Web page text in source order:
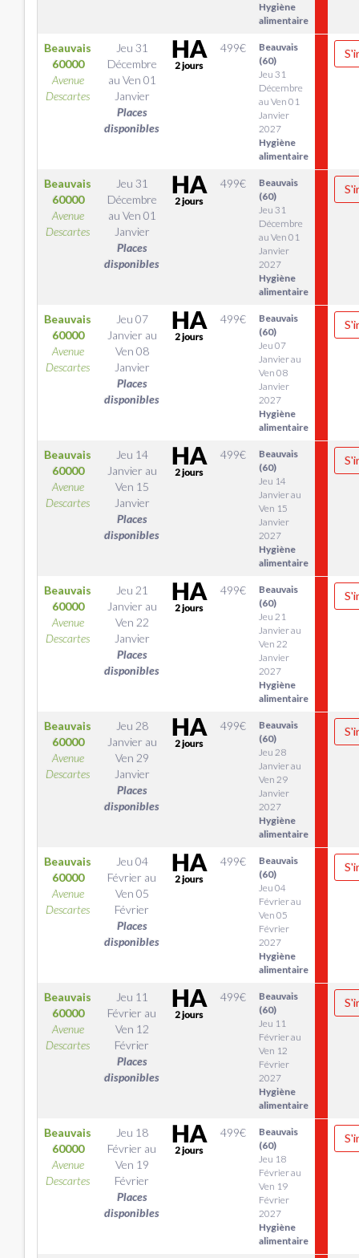
Hygiène
alimentaire
Beauvais
60000
Avenue
Descartes
Jeu 31
Décembre
au Ven 01
Janvier
Places
disponibles
499€
Beauvais
(60)
Jeu 31
Décembre
au Ven 01
Janvier
2027
Hygiène
alimentaire
Beauvais
60000
Avenue
Descartes
Jeu 31
Décembre
au Ven 01
Janvier
Places
disponibles
499€
Beauvais
(60)
Jeu 31
Décembre
au Ven 01
Janvier
2027
Hygiène
alimentaire
Beauvais
60000
Avenue
Descartes
Jeu 07
Janvier au
Ven 08
Janvier
Places
disponibles
499€
Beauvais
(60)
Jeu 07
Janvier au
Ven 08
Janvier
2027
Hygiène
alimentaire
Beauvais
60000
Avenue
Descartes
Jeu 14
Janvier au
Ven 15
Janvier
Places
disponibles
499€
Beauvais
(60)
Jeu 14
Janvier au
Ven 15
Janvier
2027
Hygiène
alimentaire
Beauvais
60000
Avenue
Descartes
Jeu 21
Janvier au
Ven 22
Janvier
Places
disponibles
499€
Beauvais
(60)
Jeu 21
Janvier au
Ven 22
Janvier
2027
Hygiène
alimentaire
Beauvais
60000
Avenue
Descartes
Jeu 28
Janvier au
Ven 29
Janvier
Places
disponibles
499€
Beauvais
(60)
Jeu 28
Janvier au
Ven 29
Janvier
2027
Hygiène
alimentaire
Beauvais
60000
Avenue
Descartes
Jeu 04
Février au
Ven 05
Février
Places
disponibles
499€
Beauvais
(60)
Jeu 04
Février au
Ven 05
Février
2027
Hygiène
alimentaire
Beauvais
60000
Avenue
Descartes
Jeu 11
Février au
Ven 12
Février
Places
disponibles
499€
Beauvais
(60)
Jeu 11
Février au
Ven 12
Février
2027
Hygiène
alimentaire
Beauvais
60000
Avenue
Descartes
Jeu 18
Février au
Ven 19
Février
Places
disponibles
499€
Beauvais
(60)
Jeu 18
Février au
Ven 19
Février
2027
Hygiène
alimentaire